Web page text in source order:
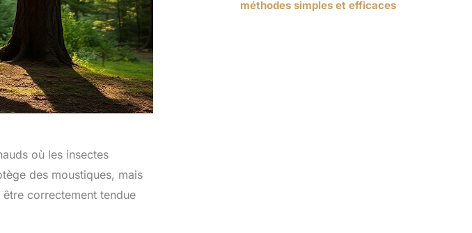
où les insectes
des moustiques, mais
correctement tendue
méthodes simples et efficaces